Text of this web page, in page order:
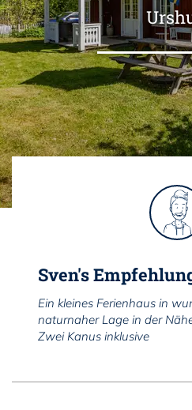
Sven's
Ein kleines Ferienhaus in
naturnaher Lage in der
Zwei Kanus inklusive